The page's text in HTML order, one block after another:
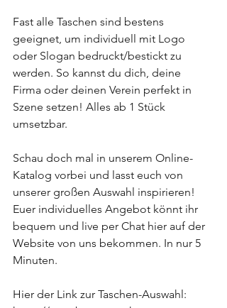
Fast alle Taschen sind bestens
geeignet, um individuell mit Logo
oder Slogan bedruckt/bestickt zu
werden. So kannst du dich, deine
Firma oder deinen Verein perfekt in
Szene setzen! Alles ab 1 Stück
umsetzbar.
Schau doch mal in unserem Online-
Katalog vorbei und lasst euch von
unserer großen Auswahl inspirieren!
Euer individuelles Angebot könnt ihr
bequem und live per Chat hier auf der
Website von uns bekommen. In nur 5
Minuten.
Hier der Link zur Taschen-Auswahl: